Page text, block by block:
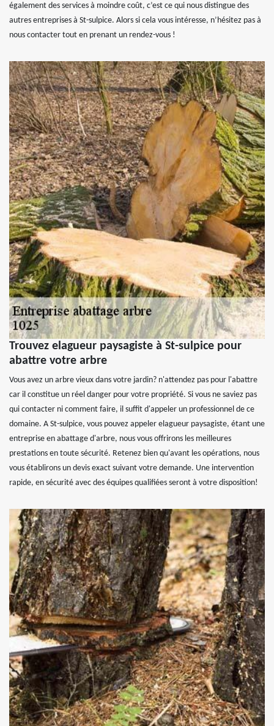
également des services à moindre coût, c’est ce qui nous distingue des
autres entreprises à St-sulpice. Alors si cela vous intéresse, n’hésitez pas à
nous contacter tout en prenant un rendez-vous !
Trouvez elagueur paysagiste à St-sulpice pour
abattre votre arbre
Vous avez un arbre vieux dans votre jardin? n'attendez pas pour l'abattre
car il constitue un réel danger pour votre propriété. Si vous ne saviez pas
qui contacter ni comment faire, il suffit d'appeler un professionnel de ce
domaine. A St-sulpice, vous pouvez appeler elagueur paysagiste, étant une
entreprise en abattage d'arbre, nous vous offrirons les meilleures
prestations en toute sécurité. Retenez bien qu'avant les opérations, nous
vous établirons un devis exact suivant votre demande. Une intervention
rapide, en sécurité avec des équipes qualifiées seront à votre disposition!